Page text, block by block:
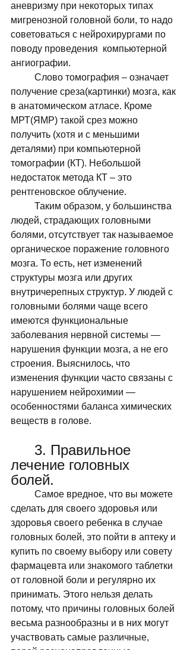
аневризму при некоторых типах
мигренозной головной боли, то надо
советоваться с нейрохирургами по
поводу проведения  компьютерной
ангиографии.
получение среза(картинки) мозга, как
в анатомическом атласе. Кроме
МРТ(ЯМР) такой срез можно
получить (хотя и с меньшими
деталями) при компьютерной
томографии (КТ). Небольшой
недостаток метода КТ – это
рентгеновское облучение.
людей, страдающих головными
болями, отсутствует так называемое
органическое поражение головного
мозга. То есть, нет изменений
структуры мозга или других
внутричерепных структур. У людей с
головными болями чаще всего
имеются функциональные
заболевания нервной системы —
нарушения функции мозга, а не его
строения. Выяснилось, что
изменения функции часто связаны с
нарушением нейрохимии —
особенностями баланса химических
веществ в голове.
лечение головных
болей.
сделать для своего здоровья или
здоровья своего ребенка в случае
головных болей, это пойти в аптеку и
купить по своему выбору или совету
фармацевта или знакомого таблетки
от головной боли и регулярно их
принимать. Этого нельзя делать
потому, что причины головных болей
весьма разнообразны и в них могут
участвовать самые различные,